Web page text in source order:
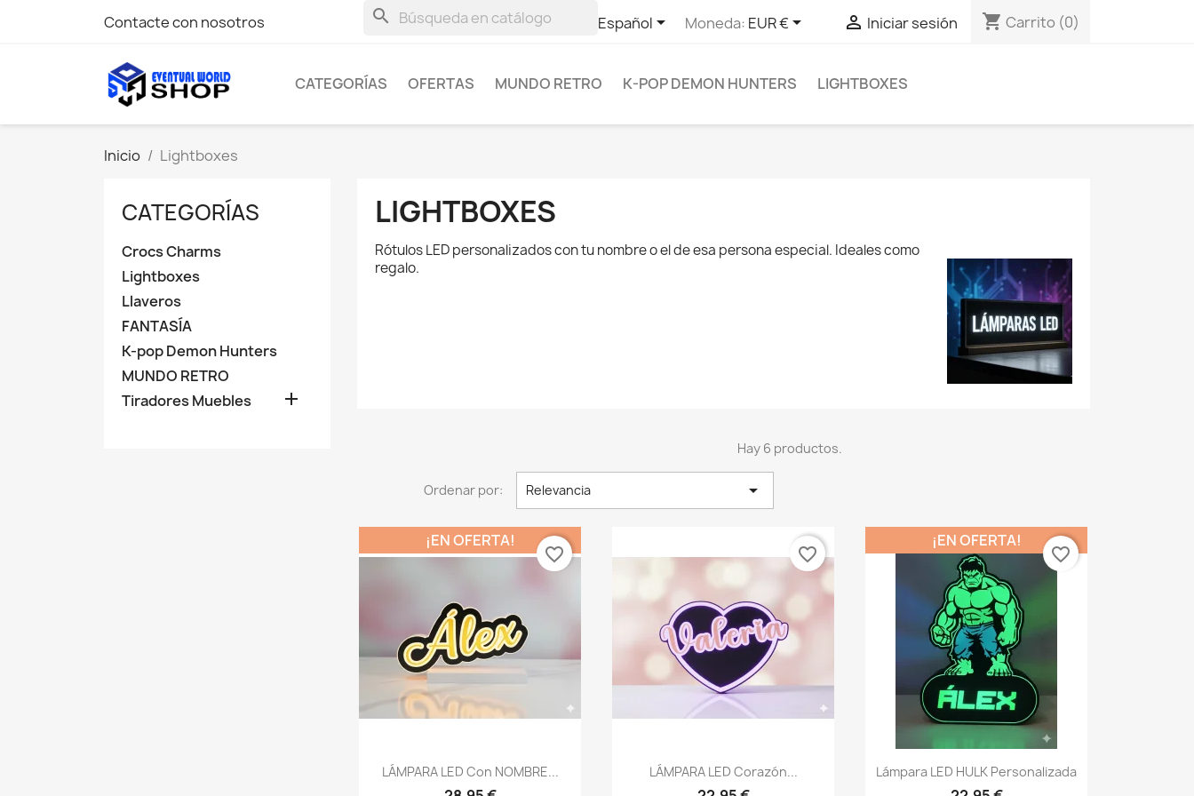
Contacte con nosotros search Español Moneda: EUR €  Iniciar sesión shopping_cart Carrito (0)
CATEGORÍAS OFERTAS MUNDO RETRO K-POP DEMON HUNTERS LIGHTBOXES
Inicio Lightboxes
CATEGORÍAS
Crocs Charms
Lightboxes
Llaveros
FANTASÍA
K-pop Demon Hunters
MUNDO RETRO
Tiradores Muebles

LIGHTBOXES
Rótulos LED personalizados con tu nombre o el de esa persona especial. Ideales como
regalo.
Hay 6 productos.
Ordenar por: Relevancia 
 Vista rápida
LÁMPARA LED Con NOMBRE...
¡EN OFERTA!
favorite_border
Vista rápida
LÁMPARA LED Corazón...
favorite_border
Vista rápida
Lámpara LED HULK Personalizada
¡EN OFERTA!
favorite_border